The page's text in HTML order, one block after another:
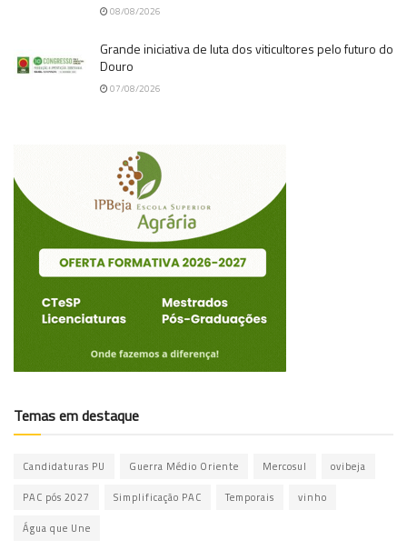
08/08/2026
Grande iniciativa de luta dos viticultores pelo futuro do
Douro
07/08/2026
Temas em destaque
Candidaturas PU Guerra Médio Oriente Mercosul ovibeja
PAC pós 2027 Simplificação PAC Temporais vinho
Água que Une